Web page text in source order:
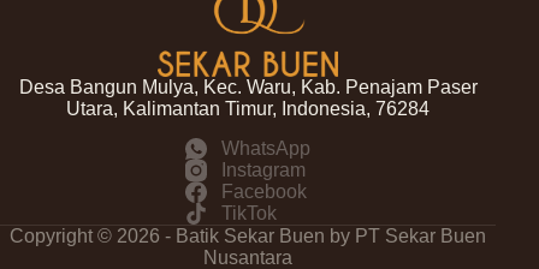
Desa Bangun Mulya, Kec. Waru, Kab. Penajam Paser
Utara, Kalimantan Timur, Indonesia, 76284
WhatsApp
Instagram
Facebook
TikTok
Copyright © 2026 - Batik Sekar Buen by PT Sekar Buen
Nusantara